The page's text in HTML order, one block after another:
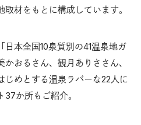
材をもとに構成しています。
本全国10泉質別の41温泉地ガ
おるさん、観月ありささん、
じめとする温泉ラバーな22人に
か所もご紹介。